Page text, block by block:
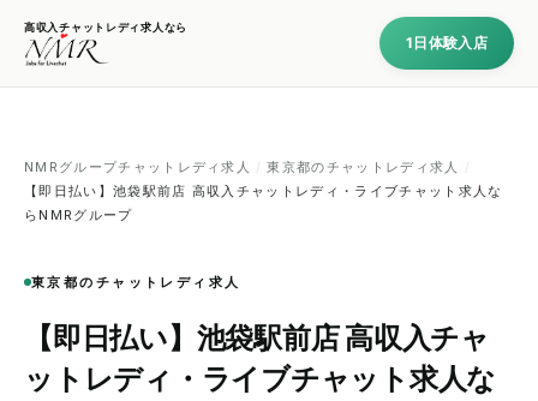
高収入チャットレディ求人なら
1日体験入店
NMRグループチャットレディ求人 / 東京都のチャットレディ求人
/
【即日払い】池袋駅前店 高収入チャットレディ・ライブチャット求人な
らNMRグループ
東京都のチャットレディ求人
【即日払い】池袋駅前店 高収入チャ
ットレディ・ライブチャット求人な